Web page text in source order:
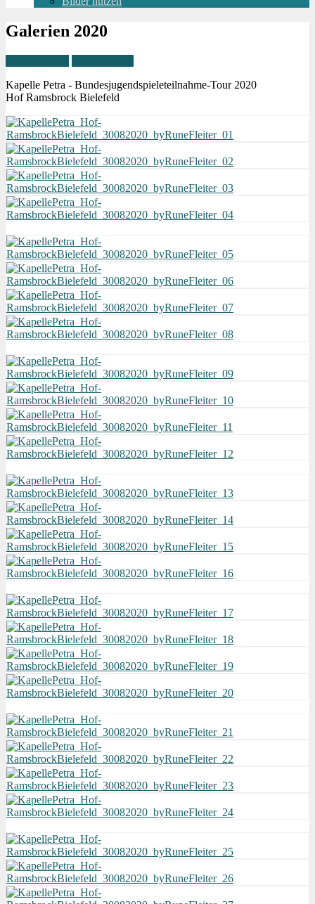
Galerien 2020
Kapelle Petra - Bundesjugendspieleteilnahme-Tour 2020
Hof Ramsbrock Bielefeld